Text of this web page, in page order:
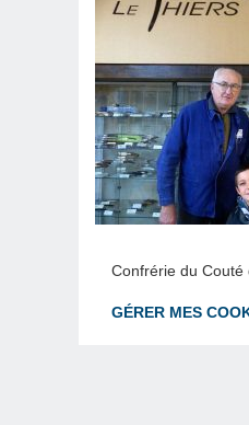
Confrérie du Couté
GÉRER MES